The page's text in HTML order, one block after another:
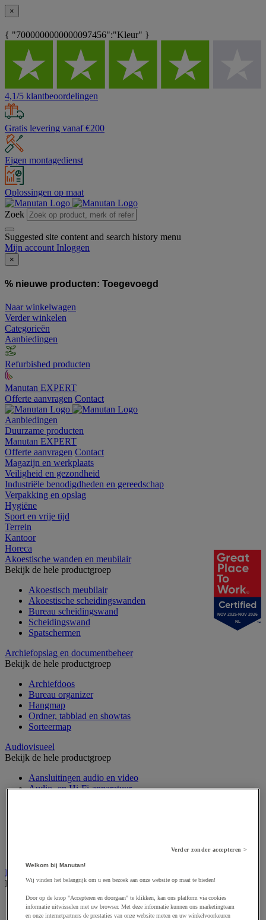
×
{ "7000000000000097456":"Kleur" }
4,1/5 klantbeoordelingen
Gratis levering vanaf €200
Eigen montagedienst
Oplossingen op maat
Zoek
Suggested site content and search history menu
Mijn account Inloggen
×
% nieuwe producten: Toegevoegd
Naar winkelwagen
Verder winkelen
Categorieën
Aanbiedingen
Refurbished producten
Manutan EXPERT
Offerte aanvragen Contact
Aanbiedingen
Duurzame producten
Manutan EXPERT
Offerte aanvragen Contact
Magazijn en werkplaats
Veiligheid en gezondheid
Industriële benodigdheden en gereedschap
Verpakking en opslag
Hygiëne
Sport en vrije tijd
Terrein
Kantoor
Horeca
Akoestische wanden en meubilair
Bekijk de hele productgroep
Akoestisch meubilair
Akoestische scheidingswanden
Bureau scheidingswand
Scheidingswand
Spatschermen
Archiefopslag en documentbeheer
Bekijk de hele productgroep
Archiefdoos
Bureau organizer
Hangmap
Ordner, tabblad en showtas
Sorteermap
Audiovisueel
Bekijk de hele productgroep
Aansluitingen audio en video
Audio- en Hi-Fi-apparatuur
Bewegwijzering en aanduidingsborden
Bekijk de hele productgroep
Deurnaambord
Pictogram
NOV 2025-NOV 2026
NL
Verder zonder accepteren >
Welkom bij Manutan!
Wij vinden het belangrijk om u een bezoek aan onze website op maat te bieden!
Door op de knop "Accepteren en doorgaan" te klikken, kan ons platform via cookies
informatie uitwisselen met uw browser. Met deze informatie kunnen ons marketingteam
en onze internetpartners de prestaties van onze website meten en uw winkelvoorkeuren